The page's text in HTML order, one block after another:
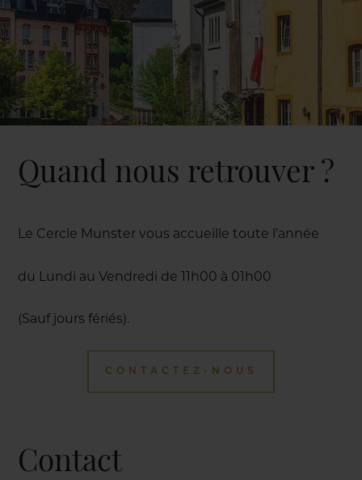
Quand nous retrouver ?
Le Cercle Munster vous accueille toute l’année
du Lundi au Vendredi de 11h00 à 01h00
(Sauf jours fériés).
CONTACTEZ-NOUS
Contact